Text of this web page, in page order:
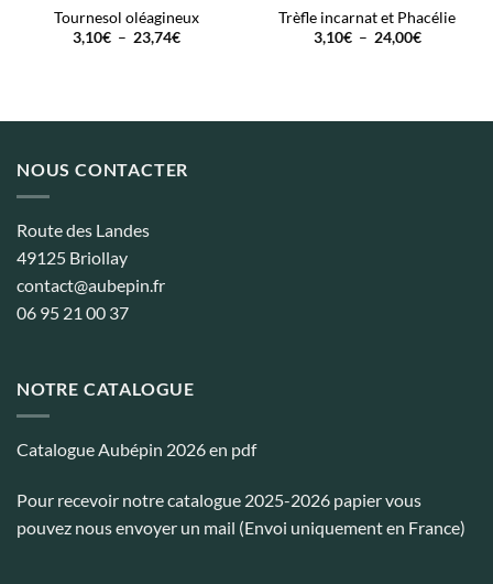
Tournesol oléagineux
3,10€ – 23,74€Plage
Trèfle incarnat et Phacélie
3,10€ – 24,00€Plage
NOUS CONTACTER
Route des Landes
49125 Briollay
contact@aubepin.fr
06 95 21 00 37
NOTRE CATALOGUE
Catalogue Aubépin 2026 en pdf
Pour recevoir notre catalogue 2025-2026 papier vous
pouvez nous envoyer un mail (Envoi uniquement en France)